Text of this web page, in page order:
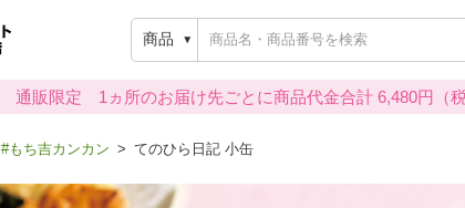
商品
通販限定 1ヵ所のお届け先ごとに商品代金合計 6,480円（
#もち吉カンカン てのひら日記 小缶